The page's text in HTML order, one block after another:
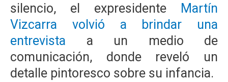
silencio, el expresidente Martín
Vizcarra volvió a brindar una
entrevista a un medio de
comunicación, donde reveló un
detalle pintoresco sobre su infancia.